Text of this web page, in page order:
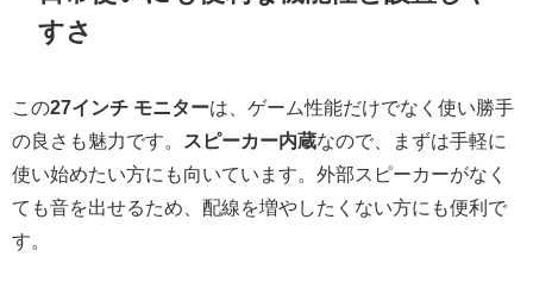
すさ
この27インチ モニターは、ゲーム性能だけでなく使い勝手
の良さも魅力です。
スピーカー内蔵なので、まずは手軽に
使い始めたい方にも向いています。外部スピーカーがなく
ても音を出せるため、配線を増やしたくない方にも便利で
す。